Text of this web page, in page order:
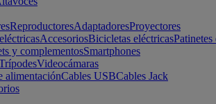
ReproductoresAdaptadoresProyectores
AccesoriosBicicletas eléctricas
y complementosSmartphones
Videocámaras
alimentaciónCables USBCables Jack